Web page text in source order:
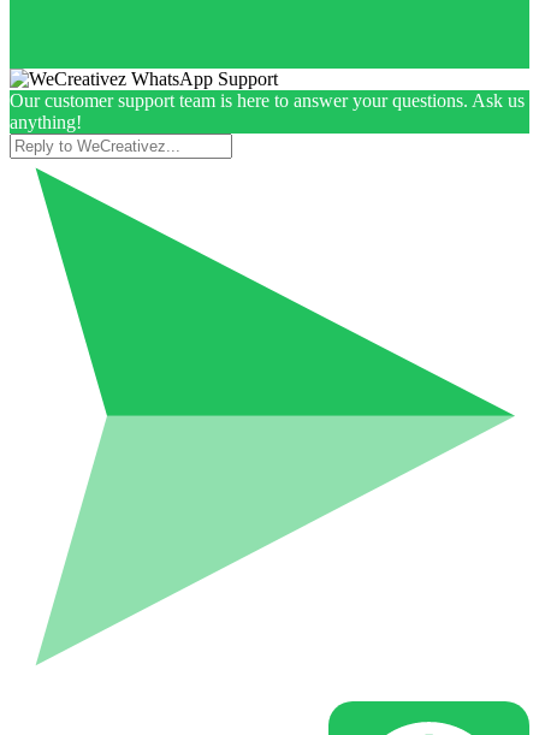
Our customer support team is here to answer your questions. Ask us
anything!